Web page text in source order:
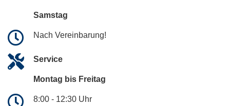
Samstag
Nach Vereinbarung!
Service
Montag bis Freitag
8:00 - 12:30 Uhr